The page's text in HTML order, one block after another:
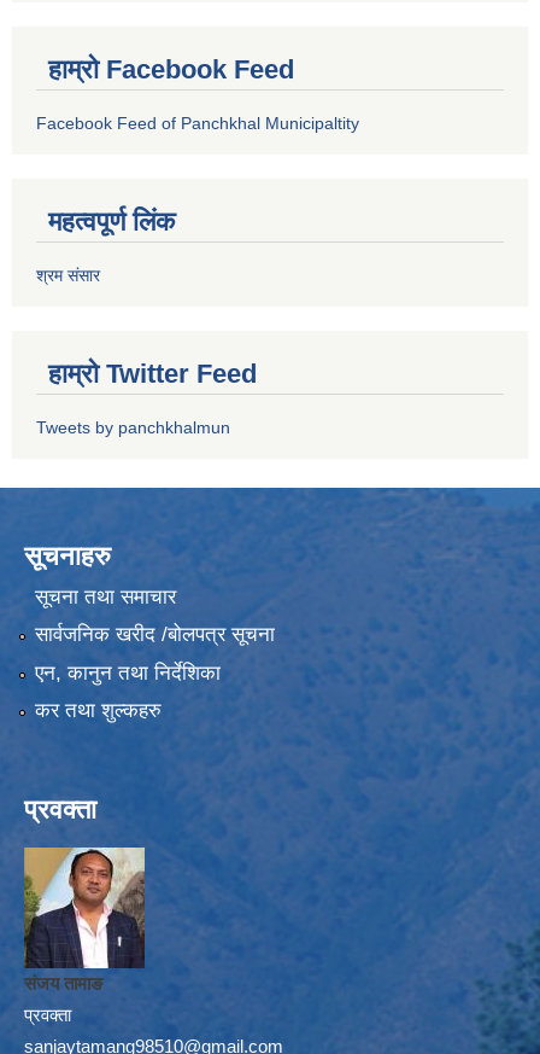
हाम्रो Facebook Feed
Facebook Feed of Panchkhal Municipaltity
महत्वपूर्ण लिंक
श्रम संसार
हाम्रो Twitter Feed
Tweets by panchkhalmun
सूचनाहरु
सूचना तथा समाचार
सार्वजनिक खरीद /बोलपत्र सूचना
एन, कानुन तथा निर्देशिका
कर तथा शुल्कहरु
प्रवक्ता
संजय तामाङ
प्रवक्ता
sanjaytamang98510@gmail.com